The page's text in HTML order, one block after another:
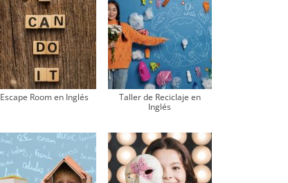
Escape Room en Inglés
Taller de Reciclaje en
Inglés